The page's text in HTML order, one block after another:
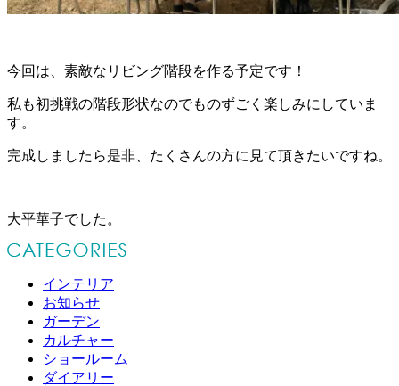
今回は、素敵なリビング階段を作る予定です！
私も初挑戦の階段形状なのでものずごく楽しみにしていま
す。
完成しましたら是非、たくさんの方に見て頂きたいですね。
大平華子でした。
インテリア
お知らせ
ガーデン
カルチャー
ショールーム
ダイアリー